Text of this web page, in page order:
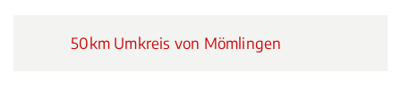
50km Umkreis von Mömlingen